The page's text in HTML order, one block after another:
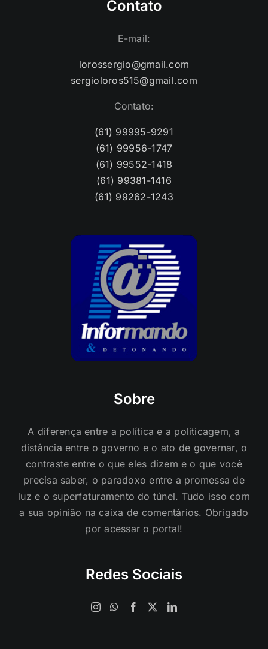
Contato
E-mail:
lorossergio@gmail.com
sergioloros515@gmail.com
Contato:
(61) 99995-9291
(61) 99956-1747
(61) 99552-1418
(61) 99381-1416
(61) 99262-1243
Sobre
A diferença entre a política e a politicagem, a
distância entre o governo e o ato de governar, o
contraste entre o que eles dizem e o que você
precisa saber, o paradoxo entre a promessa de
luz e o superfaturamento do túnel. Tudo isso com
a sua opinião na caixa de comentários. Obrigado
por acessar o portal!
Redes Sociais